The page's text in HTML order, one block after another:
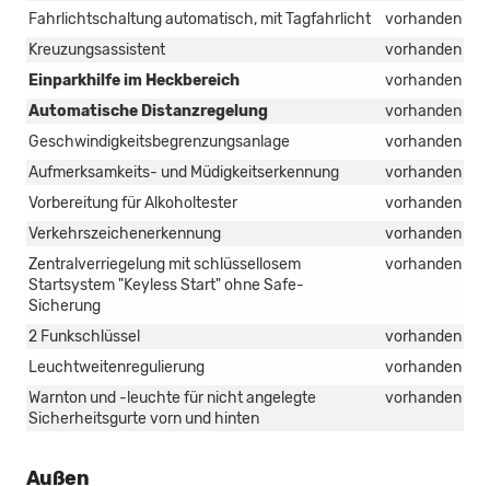
Fahrlichtschaltung automatisch, mit Tagfahrlicht
vorhanden
Kreuzungsassistent
vorhanden
Einparkhilfe im Heckbereich
vorhanden
Automatische Distanzregelung
vorhanden
Geschwindigkeitsbegrenzungsanlage
vorhanden
Aufmerksamkeits- und Müdigkeitserkennung
vorhanden
Vorbereitung für Alkoholtester
vorhanden
Verkehrszeichenerkennung
vorhanden
Zentralverriegelung mit schlüssellosem
Startsystem "Keyless Start" ohne Safe-
Sicherung
vorhanden
2 Funkschlüssel
vorhanden
Leuchtweitenregulierung
vorhanden
Warnton und -leuchte für nicht angelegte
Sicherheitsgurte vorn und hinten
vorhanden
Außen